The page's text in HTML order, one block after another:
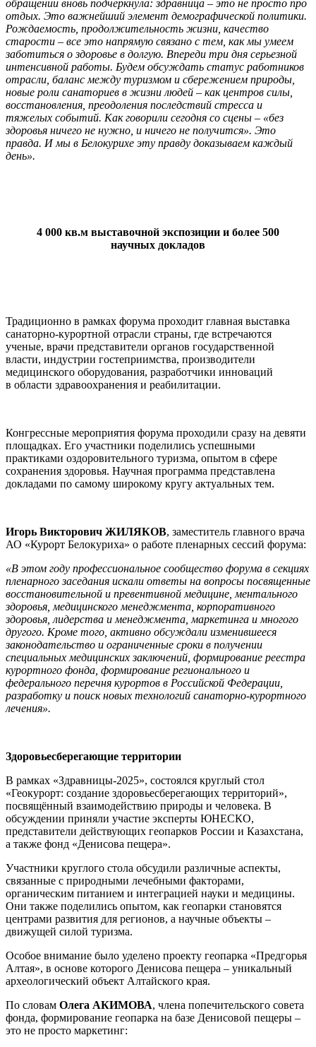
обращении вновь подчеркнула: здравница – это не просто про
отдых. Это важнейший элемент демографической политики.
Рождаемость, продолжительность жизни, качество
старости – все это напрямую связано с тем, как мы умеем
заботиться о здоровье в долгую. Впереди три дня серьезной
интенсивной работы. Будем обсуждать статус работников
отрасли, баланс между туризмом и сбережением природы,
новые роли санаториев в жизни людей – как центров силы,
восстановления, преодоления последствий стресса и
тяжелых событий. Как говорили сегодня со сцены – «без
здоровья ничего не нужно, и ничего не получится». Это
правда. И мы в Белокурихе эту правду доказываем каждый
день».
4 000 кв.м выставочной экспозиции и более 500
научных докладов
Традиционно в рамках форума проходит главная выставка
санаторно-курортной отрасли страны, где встречаются
ученые, врачи представители органов государственной
власти, индустрии гостеприимства, производители
медицинского оборудования, разработчики инноваций
в области здравоохранения и реабилитации.
Конгрессные мероприятия форума проходили сразу на девяти
площадках. Его участники поделились успешными
практиками оздоровительного туризма, опытом в сфере
сохранения здоровья. Научная программа представлена
докладами по самому широкому кругу актуальных тем.
Игорь Викторович ЖИЛЯКОВ, заместитель главного врача
АО «Курорт Белокуриха» о работе пленарных сессий форума:
«В этом году профессиональное сообщество форума в секциях
пленарного заседания искали ответы на вопросы посвященные
восстановительной и превентивной медицине, ментального
здоровья, медицинского менеджмента, корпоративного
здоровья, лидерства и менеджмента, маркетинга и многого
другого. Кроме того, активно обсуждали изменившееся
законодательство и ограниченные сроки в получении
специальных медицинских заключений, формирование реестра
курортного фонда, формирование регионального и
федерального перечня курортов в Российской Федерации,
разработку и поиск новых технологий санаторно-курортного
лечения».
Здоровьесберегающие территории
В рамках «Здравницы-2025», состоялся круглый стол
«Геокурорт: создание здоровьесберегающих территорий»,
посвящённый взаимодействию природы и человека. В
обсуждении приняли участие эксперты ЮНЕСКО,
представители действующих геопарков России и Казахстана,
а также фонд «Денисова пещера».
Участники круглого стола обсудили различные аспекты,
связанные с природными лечебными факторами,
органическим питанием и интеграцией науки и медицины.
Они также поделились опытом, как геопарки становятся
центрами развития для регионов, а научные объекты –
движущей силой туризма.
Особое внимание было уделено проекту геопарка «Предгорья
Алтая», в основе которого Денисова пещера – уникальный
археологический объект Алтайского края.
По словам Олега АКИМОВА, члена попечительского совета
фонда, формирование геопарка на базе Денисовой пещеры –
это не просто маркетинг: